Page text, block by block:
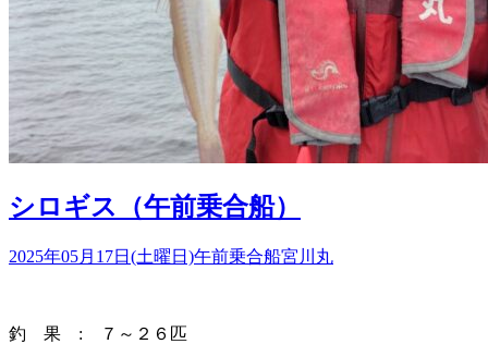
シロギス（午前乗合船）
2025年05月17日(土曜日)午前乗合船宮川丸
釣 果 : ７～２６匹